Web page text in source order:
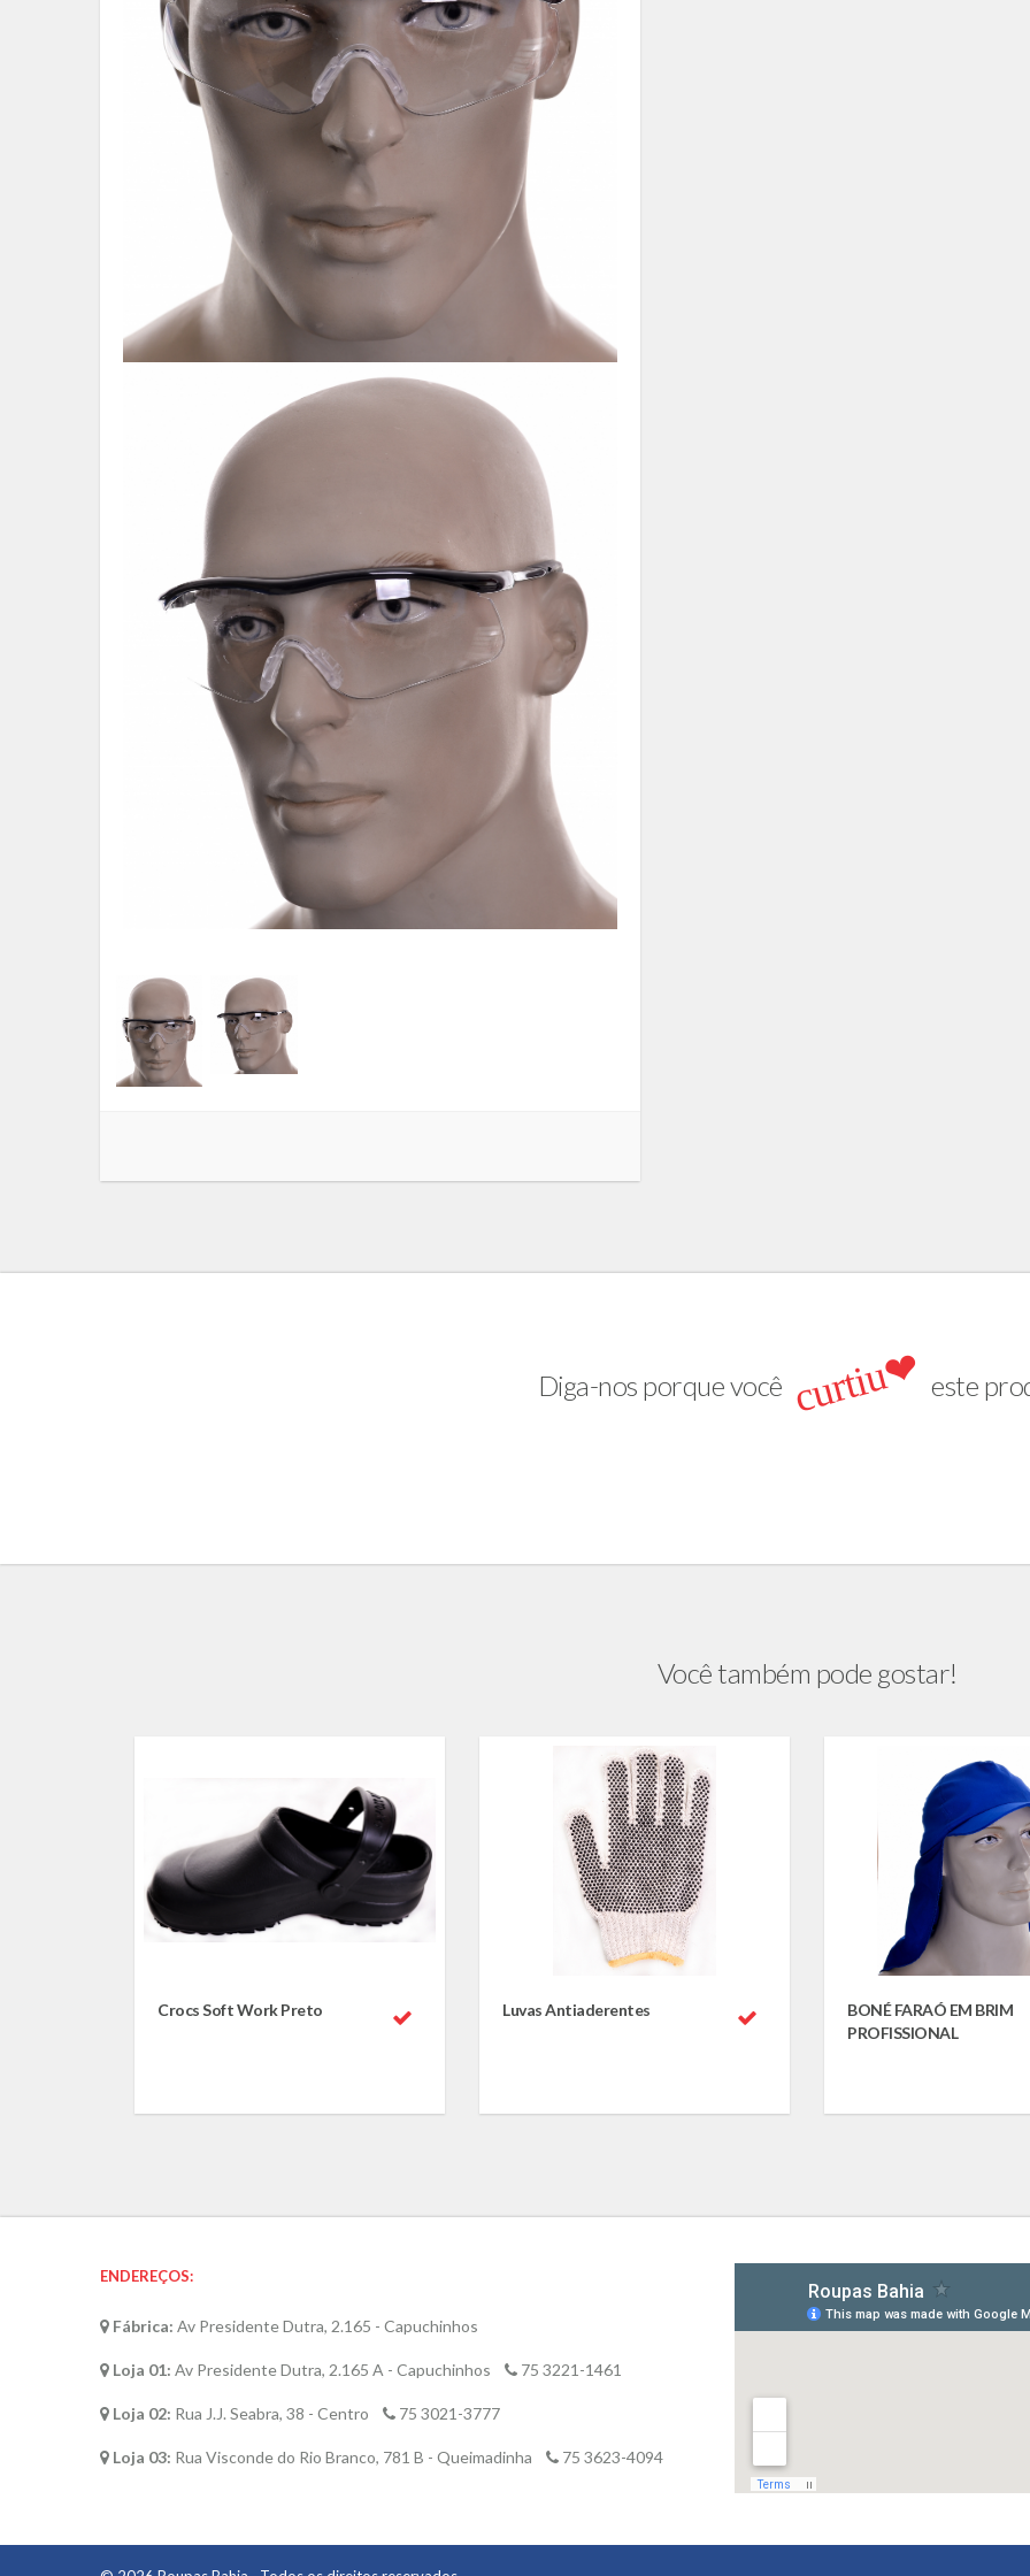
Diga-nos porque você curtiu❤ este
Você também pode gostar!
Crocs Soft Work Preto Luvas Antiaderentes
BONÉ FARAÓ EM BRIM
PROFISSIONAL
ENDEREÇOS:
Fábrica: Av Presidente Dutra, 2.165 - Capuchinhos
Loja 01: Av Presidente Dutra, 2.165 A - Capuchinhos 75 3221-1461
Loja 02: Rua J.J. Seabra, 38 - Centro 75 3021-3777
Loja 03: Rua Visconde do Rio Branco, 781 B - Queimadinha 75 3623-4094